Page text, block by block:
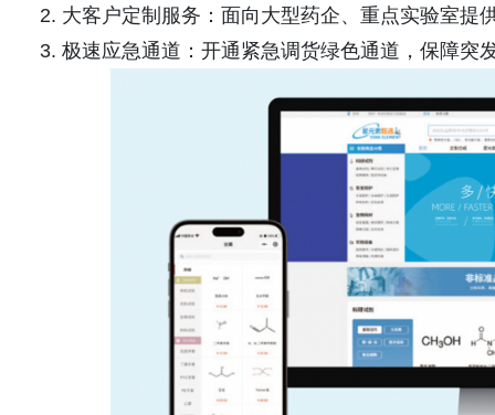
2. 大客户定制服务：面向大型药企、重点实验室提
3. 极速应急通道：开通紧急调货绿色通道，保障突